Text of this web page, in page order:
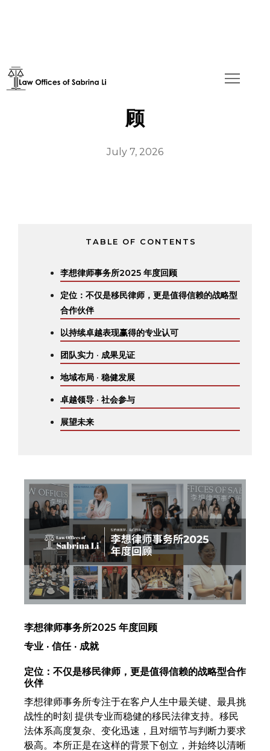
李想律师事务所2025 年度回
顾
July 7, 2026
TABLE OF CONTENTS
李想律师事务所2025 年度回顾
定位：不仅是移民律师，更是值得信赖的战略型
合作伙伴
以持续卓越表现赢得的专业认可
团队实力 · 成果见证
地域布局 · 稳健发展
卓越领导 · 社会参与
展望未来
李想律师事务所2025 年度回顾
专业 · 信任 · 成就
定位：不仅是移民律师，更是值得信赖的战略型合作
伙伴
李想律师事务所专注于在客户人生中最关键、最具挑
战性的时刻 提供专业而稳健的移民法律支持。移民
法体系高度复杂、变化迅速，且对细节与判断力要求
极高。本所正是在这样的背景下创立，并始终以清晰